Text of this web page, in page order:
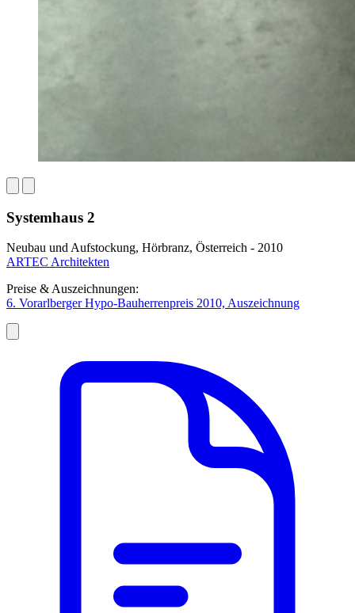
Systemhaus 2
Neubau und Aufstockung, Hörbranz, Österreich - 2010
ARTEC Architekten
Preise & Auszeichnungen:
6. Vorarlberger Hypo-Bauherrenpreis 2010, Auszeichnung